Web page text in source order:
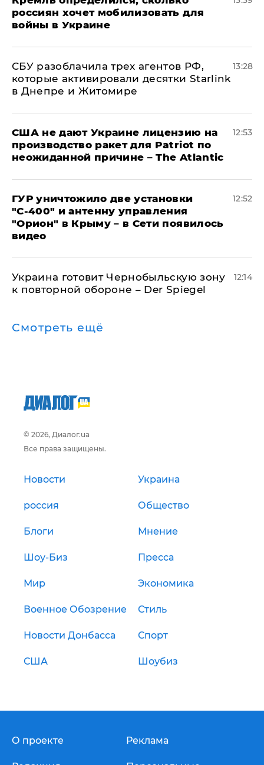
россиян хочет мобилизовать для
войны в Украине
СБУ разоблачила трех агентов РФ,
которые активировали десятки Starlink
в Днепре и Житомире
13:28
США не дают Украине лицензию на
производство ракет для Patriot по
неожиданной причине – The Atlantic
12:53
ГУР уничтожило две установки
"С‑400" и антенну управления
"Орион" в Крыму – в Сети появилось
видео
12:52
Украина готовит Чернобыльскую зону
к повторной обороне – Der Spiegel
12:14
Смотреть ещё
© 2026, Диалог.ua
Все права защищены.
Новости Украина
россия Общество
Блоги Мнение
Шоу-Биз Пресса
Мир Экономика
Военное Обозрение Стиль
Новости Донбасса Спорт
США Шоубиз
О проекте Реклама